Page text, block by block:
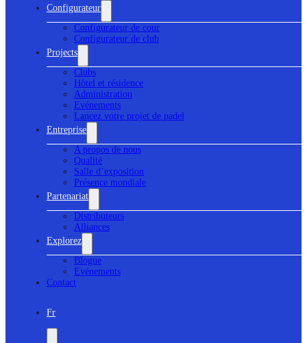
Configurateur
Configurateur de cour
Configurateur de club
Projects
Clubs
Hôtel et résidence
Administration
Evénements
Lancez votre projet de padel
Entreprise
A propos de nous
Qualité
Salle d’exposition
Présence mondiale
Partenariat
Distributeurs
Alliances
Explorez
Blogue
Evénements
Contact
Fr